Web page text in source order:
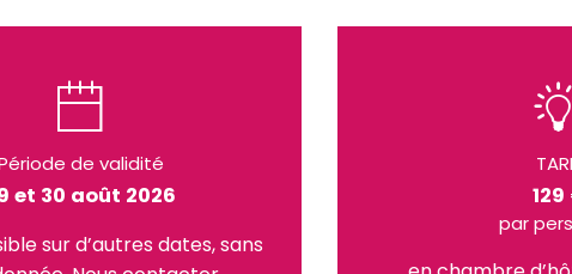
de validité
et 30 août 2026
sur d’autres dates, sans
par